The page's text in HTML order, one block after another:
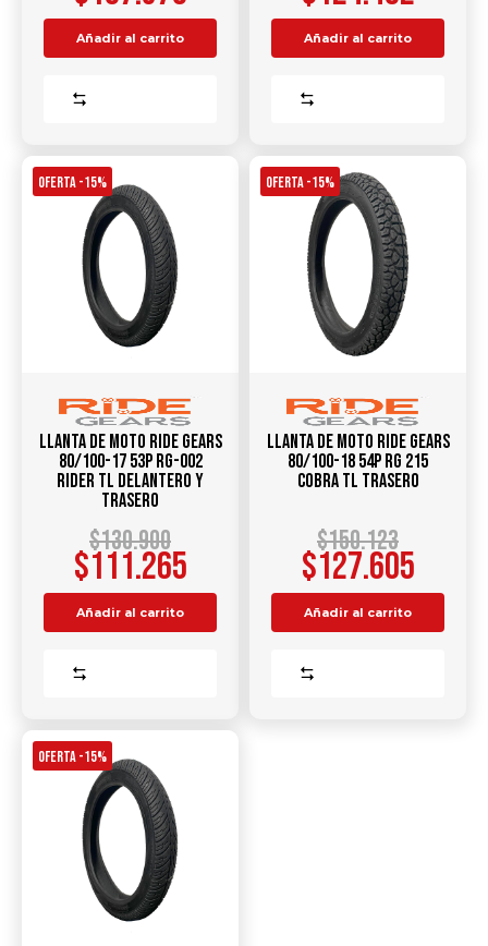
Añadir al carrito Añadir al carrito
OFERTA -15%
Llanta de Moto RIDE GEARS
80/100-17 53P RG-002
RIDER TL DELANTERO Y
TRASERO
$130.900
$111.265
Añadir al carrito
OFERTA -15%
Llanta de Moto RIDE GEARS
80/100-18 54P RG 215
COBRA TL TRASERO
$150.123
$127.605
Añadir al carrito
OFERTA -15%